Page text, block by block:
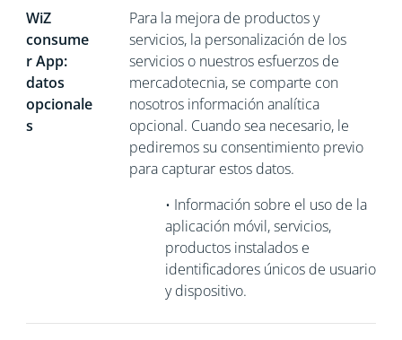
WiZ
consume
r App:
datos
opcionale
s
Para la mejora de productos y
servicios, la personalización de los
servicios o nuestros esfuerzos de
mercadotecnia, se comparte con
nosotros información analítica
opcional. Cuando sea necesario, le
pediremos su consentimiento previo
para capturar estos datos.
• Información sobre el uso de la
aplicación móvil, servicios,
productos instalados e
identificadores únicos de usuario
y dispositivo.